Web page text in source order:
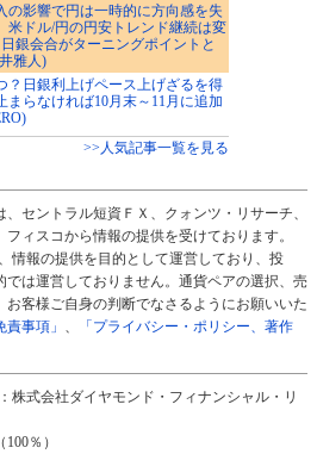
の影響で円は一時的に方向感を失
米ドル/円の円安トレンド継続は変
銀会合がターニングポイントと
雅人)
？日銀利上げペース上げざるを得
まらなければ10月末～11月に追加
>>人気記事一覧を見る
セントラル短資ＦＸ、クォンツ・リサーチ、
ィスコから情報の提供を受けております。
情報の提供を目的として運営しており、投
では運営しておりません。通貨ペアの選択、売
客様ご自身の判断でなさるようにお願いいた
責事項」
「プライバシー・ポリシー、著作
株式会社ダイヤモンド・フィナンシャル・リ
％）